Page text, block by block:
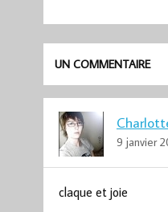
UN COMMENTAIRE
9 janvier
claque et joie